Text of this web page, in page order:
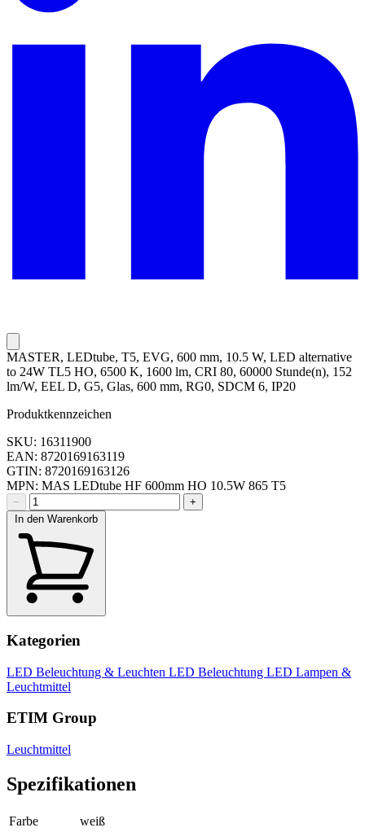
MASTER, LEDtube, T5, EVG, 600 mm, 10.5 W, LED alternative
to 24W TL5 HO, 6500 K, 1600 lm, CRI 80, 60000 Stunde(n), 152
lm/W, EEL D, G5, Glas, 600 mm, RG0, SDCM 6, IP20
Produktkennzeichen
SKU: 16311900
EAN: 8720169163119
GTIN: 8720169163126
MPN: MAS LEDtube HF 600mm HO 10.5W 865 T5
−
+
In den Warenkorb
Kategorien
LED Beleuchtung & Leuchten LED Beleuchtung LED Lampen &
Leuchtmittel
ETIM Group
Leuchtmittel
Spezifikationen
Farbe
weiß